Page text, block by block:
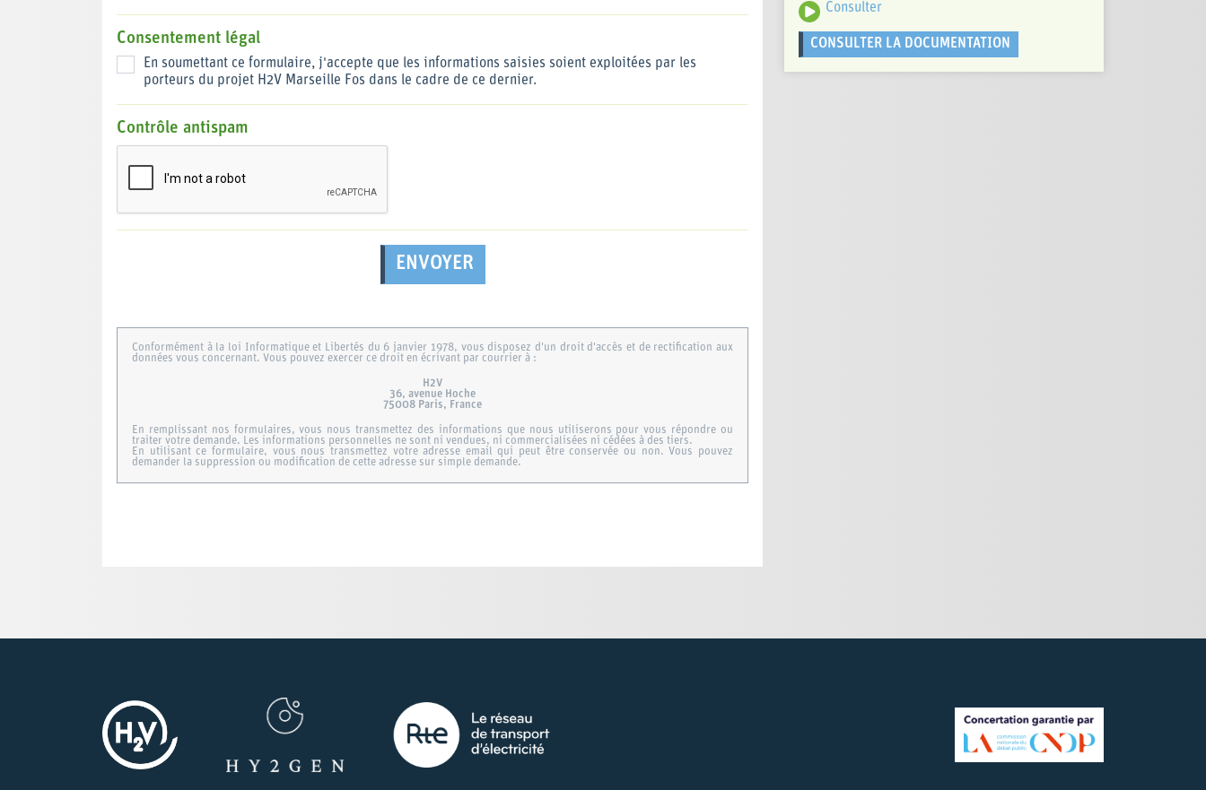
Consentement légal
En soumettant ce formulaire, j'accepte que les informations saisies soient exploitées par les
porteurs du projet H2V Marseille Fos dans le cadre de ce dernier.
Contrôle antispam
ENVOYER
Conformément à la loi Informatique et Libertés du 6 janvier 1978, vous disposez d'un droit d'accès et de rectification aux
données vous concernant. Vous pouvez exercer ce droit en écrivant par courrier à :
H2V
36, avenue Hoche
75008 Paris, France
En remplissant nos formulaires, vous nous transmettez des informations que nous utiliserons pour vous répondre ou
traiter votre demande. Les informations personnelles ne sont ni vendues, ni commercialisées ni cédées à des tiers.
En utilisant ce formulaire, vous nous transmettez votre adresse email qui peut être conservée ou non. Vous pouvez
demander la suppression ou modification de cette adresse sur simple demande.
Consulter
CONSULTER LA DOCUMENTATION